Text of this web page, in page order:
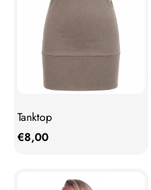
Tanktop
€8,00